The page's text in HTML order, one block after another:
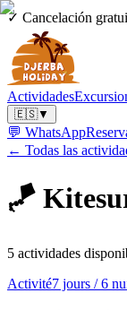
✓ Cancelación
Actividades
🇪🇸▼
💬 WhatsApp
← Todas las
🪁
5 actividades
Activité7 jours / 6